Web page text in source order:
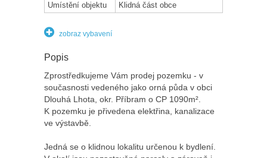
Umístění objektu
Klidná část obce
zobraz vybavení
Popis
Zprostředkujeme Vám prodej pozemku - v
současnosti vedeného jako orná půda v obci
Dlouhá Lhota, okr. Příbram o CP 1090m².
K pozemku je přivedena elektřina, kanalizace
ve výstavbě.
Jedná se o klidnou lokalitu určenou k bydlení.